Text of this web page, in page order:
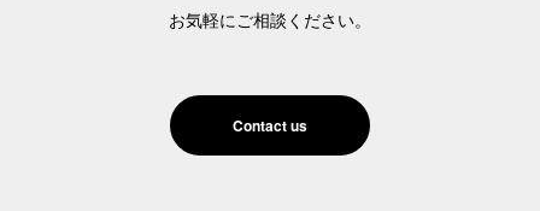
お気軽にご相談ください。
Contact us